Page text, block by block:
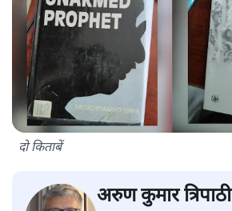
दो किताबें
अरुण कुमार त्रिपाठी